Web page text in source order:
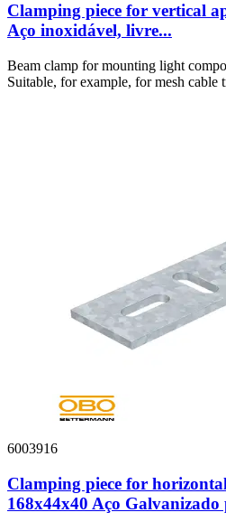
Clamping piece for vertical
Aço inoxidável, livre...
Beam clamp for mounting light
Suitable, for example, for mesh cable
6003916
Clamping piece for
168x44x40 Aço Galvanizado